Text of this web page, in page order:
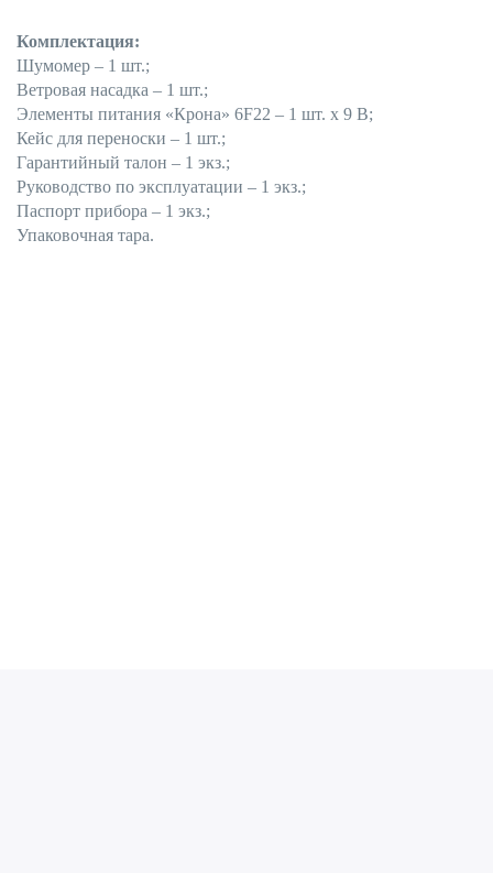
Комплектация:
Шумомер – 1 шт.;
Ветровая насадка – 1 шт.;
Элементы питания «Крона» 6F22 – 1 шт. х 9 В;
Кейс для переноски – 1 шт.;
Гарантийный талон – 1 экз.;
Руководство по эксплуатации – 1 экз.;
Паспорт прибора – 1 экз.;
Упаковочная тара.